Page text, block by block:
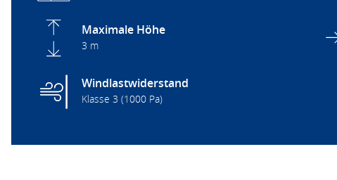
Maximale Höhe
3 m
Windlastwiderstand
Klasse 3 (1000 Pa)